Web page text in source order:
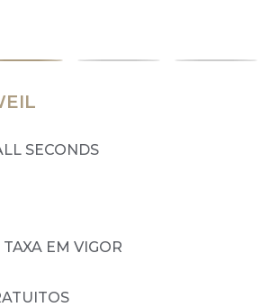
SECONDS
EM VIGOR